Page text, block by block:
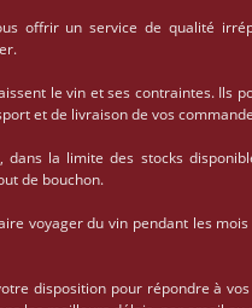
offrir un service de qualité
le vin et ses contraintes. Ils
et de livraison de vos
dans la limite des stocks
de bouchon.
voyager du vin pendant les
disposition pour répondre à